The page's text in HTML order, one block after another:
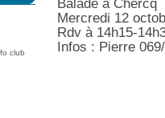
club
Balade à Chercq
Mercredi 12
Rdv à 14h15-
Infos : Pierre